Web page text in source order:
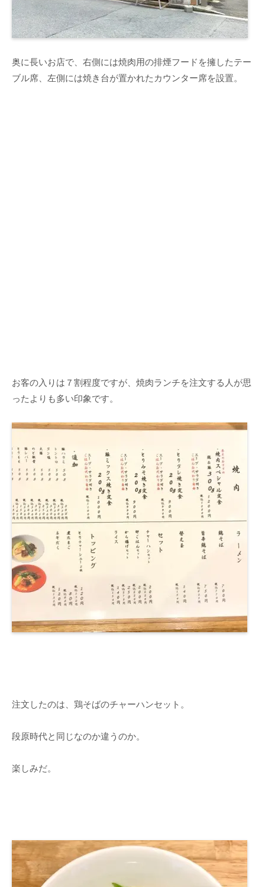
奥に長いお店で、右側には焼肉用の排煙フードを擁したテー
ブル席、左側には焼き台が置かれたカウンター席を設置。
お客の入りは７割程度ですが、焼肉ランチを注文する人が思
ったよりも多い印象です。
注文したのは、鶏そばのチャーハンセット。
段原時代と同じなのか違うのか。
楽しみだ。